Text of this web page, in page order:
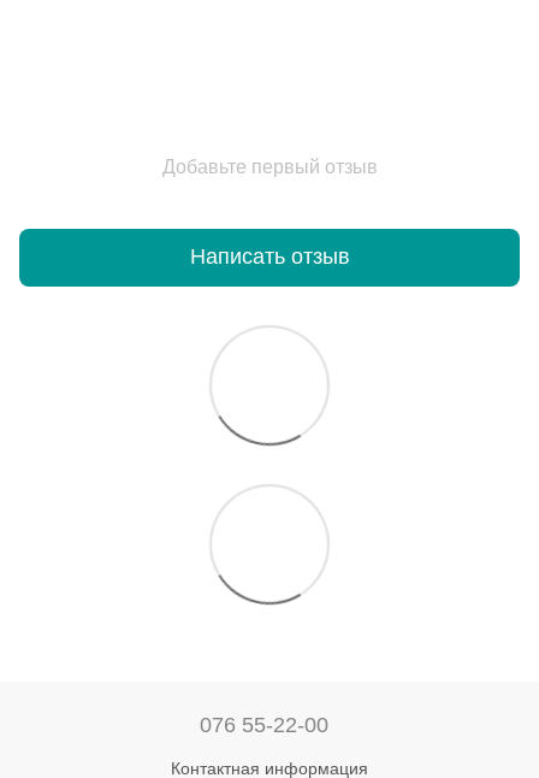
Добавьте первый отзыв
Написать отзыв
076 55-22-00
Контактная информация